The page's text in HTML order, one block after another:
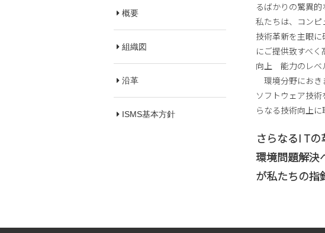
るばかりの驚異的
私たちは、コン
技術革新を主眼
にご提供致すべ
向上 能力のレベ
環境分野におき
ソフトウェア技
らなる技術向上に
さらなるI T
環境問題解
が私たちの指
概要
組織図
沿革
ISMS基本方針